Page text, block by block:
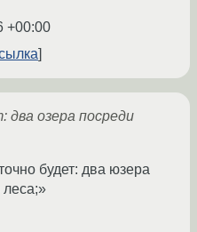
+00:00
два озера посреди
будет: два юзера
леса;»